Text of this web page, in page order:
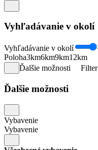
Vyhľadávanie v okolí
Vyhľadávanie v okolí
Poloha3km6km9km12km
Ďalšie možnosti
Filter
Ďalšie možnosti
Vybavenie
Vybavenie